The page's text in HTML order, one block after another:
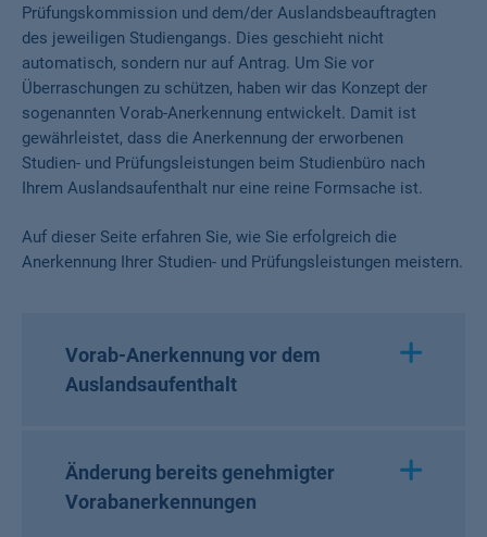
Prüfungskommission und dem/der Auslandsbeauftragten
des jeweiligen Studiengangs. Dies geschieht nicht
automatisch, sondern nur auf Antrag. Um Sie vor
Überraschungen zu schützen, haben wir das Konzept der
sogenannten Vorab-Anerkennung entwickelt. Damit ist
gewährleistet, dass die Anerkennung der erworbenen
Studien- und Prüfungsleistungen beim Studienbüro nach
Ihrem Auslandsaufenthalt nur eine reine Formsache ist.
Auf dieser Seite erfahren Sie, wie Sie erfolgreich die
Anerkennung Ihrer Studien- und Prüfungsleistungen meistern.
Vorab-Anerkennung vor dem
Auslandsaufenthalt
Änderung bereits genehmigter
Vorabanerkennungen